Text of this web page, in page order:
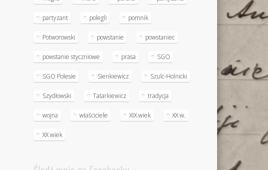
partyzant polegli pomnik
Potworowski powstanie powstaniec
powstanie styczniowe prasa SGO
SGO Polesie Sienkiewicz Szulc-Holnicki
Szydłowski Tatarkiewicz tradycja
wojna właściciele XIX wiek XX w.
XX wiek